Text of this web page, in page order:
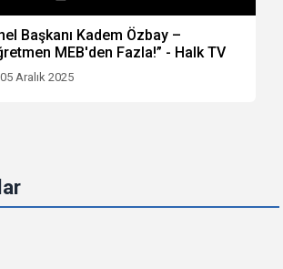
Başkanı Kadem Özbay –
MEB'den Fazla!” - Halk TV
05 Aralık 2025